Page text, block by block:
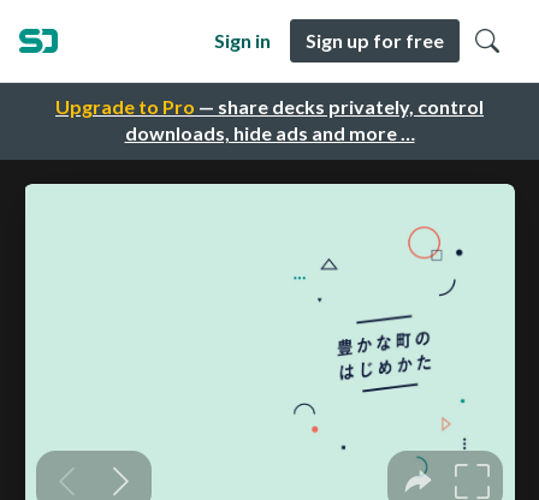
Upgrade to Pro — share decks privately, control
downloads, hide ads and more …
Sign in Sign up for free